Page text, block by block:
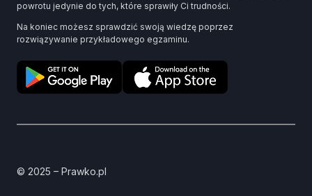
powrotu jedynie do tych, które sprawiły Ci trudności.
Na koniec możesz sprawdzić swoją wiedzę poprzez
rozwiązywanie przykładowego egzaminu.
© 2025 – Prawko.pl